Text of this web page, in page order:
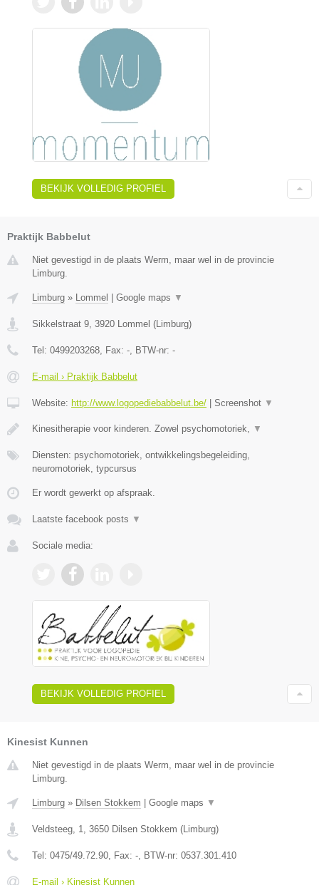
BEKIJK VOLLEDIG PROFIEL
Praktijk Babbelut
Niet gevestigd in de plaats Werm, maar wel in de provincie
Limburg.
Limburg » Lommel | Google maps ▼
Sikkelstraat 9 3920 Lommel (Limburg)
Tel: 0499203268 , Fax: - , BTW-nr: -
E-mail › Praktijk Babbelut
Website: http://www.logopediebabbelut.be/ | Screenshot ▼
Kinesitherapie voor kinderen. Zowel psychomotoriek, ▼
Diensten: psychomotoriek, ontwikkelingsbegeleiding,
neuromotoriek, typcursus
Er wordt gewerkt op afspraak.
Laatste facebook posts ▼
Sociale media:
BEKIJK VOLLEDIG PROFIEL
Kinesist Kunnen
Niet gevestigd in de plaats Werm, maar wel in de provincie
Limburg.
Limburg » Dilsen Stokkem Google maps ▼
Veldsteeg, 1 3650 Dilsen Stokkem ( Limburg)
Tel: 0475/49.72.90 , Fax: - , BTW-nr: 0537.301.410
E-mail › Kinesist Kunnen